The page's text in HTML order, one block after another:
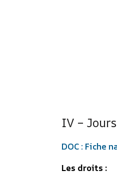
IV –
DOC : Fiche
Les droits :